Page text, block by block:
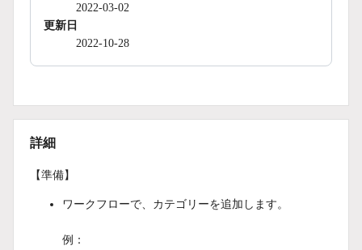
2022-03-02
更新日
2022-10-28
詳細
【準備】
ワークフローで、カテゴリーを追加します。
例：